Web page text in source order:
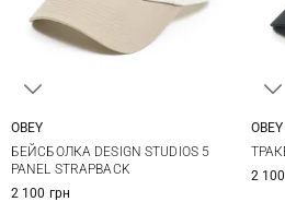
OBEY
БЕЙСБОЛКА DESIGN STUDIOS 5
PANEL STRAPBACK
2 100 грн
OBEY
2